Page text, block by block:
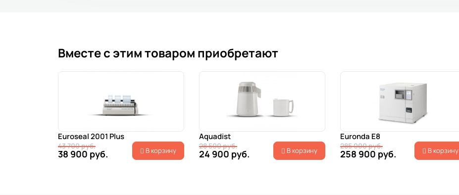
Вместе с этим товаром приобретают
Euroseal 2001 Plus
38 900 руб.
43 700 руб. В корзину
Aquadist
24 900 руб.
28 500 руб. В корзину
Euronda E8
258 900 руб.
285 000 руб. В корзину